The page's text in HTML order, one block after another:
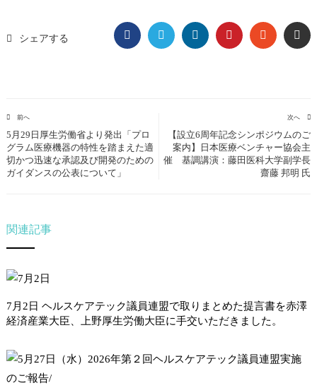
シェアする FACEBOOK
TWITTERLINKEDINPINTEREST
前へ
5月29日厚生労働省より発出「プロ
グラム医療機器の特性を踏まえた適
切かつ迅速な承認及び開発のための
ガイダンスの公表について」
次へ
【設立6周年記念シンポジウムのご
案内】日本医療ベンチャー協会主
催 基調講演：藤田医科大学副学長
齋藤 邦明 氏
関連記事
7月2日 ヘルスケアテック議員連盟で取りまとめた提言書を赤澤
経済産業大臣、上野厚生労働大臣に手交いただきました。